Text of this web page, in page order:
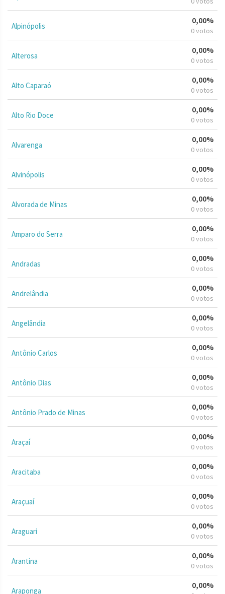
Alpinópolis
0,00%
0 votos
Alterosa
0,00%
0 votos
Alto Caparaó
0,00%
0 votos
Alto Rio Doce
0,00%
0 votos
Alvarenga
0,00%
0 votos
Alvinópolis
0,00%
0 votos
Alvorada de Minas
0,00%
0 votos
Amparo do Serra
0,00%
0 votos
Andradas
0,00%
0 votos
Andrelândia
0,00%
0 votos
Angelândia
0,00%
0 votos
Antônio Carlos
0,00%
0 votos
Antônio Dias
0,00%
0 votos
Antônio Prado de Minas
0,00%
0 votos
Araçaí
0,00%
0 votos
Aracitaba
0,00%
0 votos
Araçuaí
0,00%
0 votos
Araguari
0,00%
0 votos
Arantina
0,00%
0 votos
Araponga
0,00%